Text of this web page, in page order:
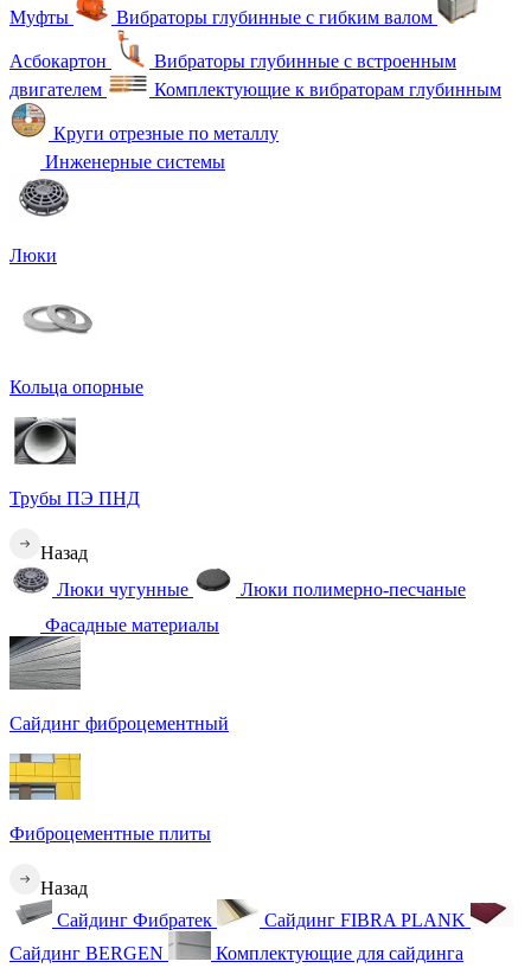
Муфты Вибраторы глубинные с гибким валом
Асбокартон
Вибраторы глубинные с встроенным
двигателем
Комплектующие к вибраторам глубинным
Круги отрезные по металлу
Инженерные системы
Люки
Кольца опорные
Трубы ПЭ ПНД
Назад
Люки чугунные
Люки полимерно-песчаные
Фасадные материалы
Сайдинг фиброцементный
Фиброцементные плиты
Назад
Сайдинг Фибратек
Сайдинг FIBRA PLANK
Сайдинг BERGEN
Комплектующие для сайдинга